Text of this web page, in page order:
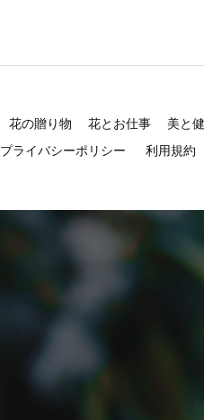
花の贈り物 花とお仕事 美と
プライバシーポリシー 利用規約